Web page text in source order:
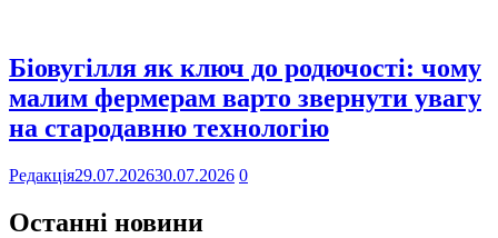
Біовугілля як ключ до родючості: чому
малим фермерам варто звернути увагу
на стародавню технологію
Редакція29.07.202630.07.2026 0
Останні новини